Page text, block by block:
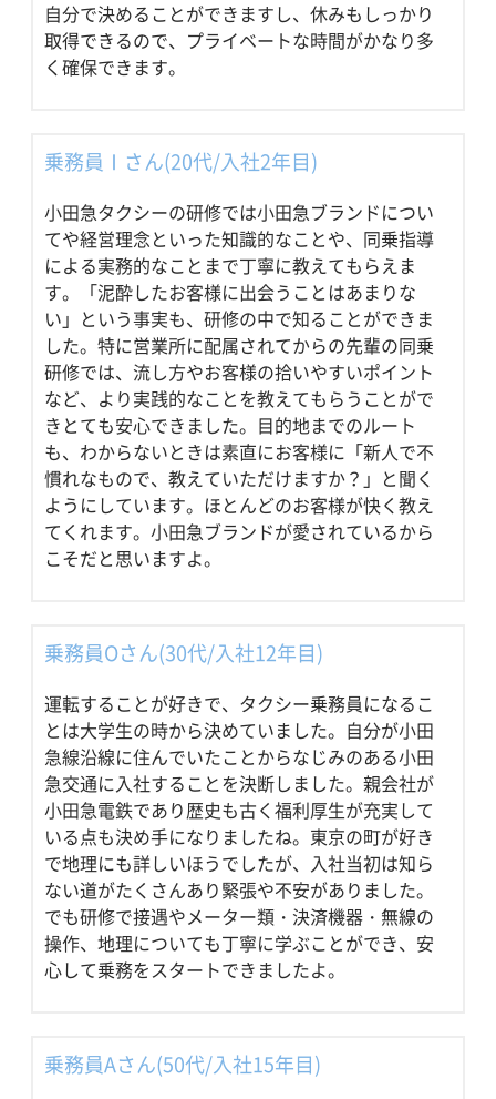
自分で決めることができますし、休みもしっかり
取得できるので、プライベートな時間がかなり多
く確保できます。
乗務員Ⅰさん(20代/入社2年目)
小田急タクシーの研修では小田急ブランドについ
てや経営理念といった知識的なことや、同乗指導
による実務的なことまで丁寧に教えてもらえま
す。「泥酔したお客様に出会うことはあまりな
い」という事実も、研修の中で知ることができま
した。特に営業所に配属されてからの先輩の同乗
研修では、流し方やお客様の拾いやすいポイント
など、より実践的なことを教えてもらうことがで
きとても安心できました。目的地までのルート
も、わからないときは素直にお客様に「新人で不
慣れなもので、教えていただけますか？」と聞く
ようにしています。ほとんどのお客様が快く教え
てくれます。小田急ブランドが愛されているから
こそだと思いますよ。
乗務員Oさん(30代/入社12年目)
運転することが好きで、タクシー乗務員になるこ
とは大学生の時から決めていました。自分が小田
急線沿線に住んでいたことからなじみのある小田
急交通に入社することを決断しました。親会社が
小田急電鉄であり歴史も古く福利厚生が充実して
いる点も決め手になりましたね。東京の町が好き
で地理にも詳しいほうでしたが、入社当初は知ら
ない道がたくさんあり緊張や不安がありました。
でも研修で接遇やメーター類・決済機器・無線の
操作、地理についても丁寧に学ぶことができ、安
心して乗務をスタートできましたよ。
乗務員Aさん(50代/入社15年目)